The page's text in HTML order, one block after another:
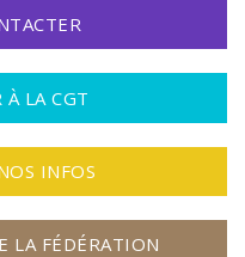
À LA CGT
INFOS
LA FÉDÉRATION